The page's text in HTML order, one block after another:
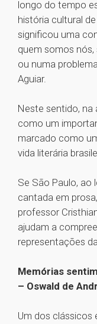
longo do tempo
história cultural
significou uma
quem somos
ou numa
Aguiar.
Neste sentido, na
como um
marcado como
vida literária
Se São Paulo, ao
cantada em
professor
ajudam a
representações
Memórias
– Oswald de
Um dos clássicos